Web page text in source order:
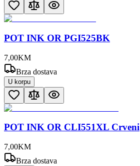
POT INK OR PGI525BK
7,00KM
Brza dostava
U korpu
POT INK OR CLI551XL Crveni
7,00KM
Brza dostava